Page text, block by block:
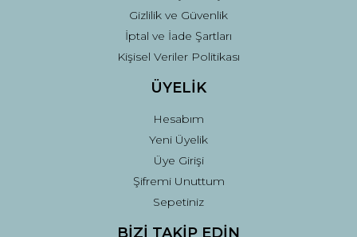
Gizlilik ve Güvenlik
İptal ve İade Şartları
Kişisel Veriler Politikası
ÜYELİK
Hesabım
Yeni Üyelik
Üye Girişi
Şifremi Unuttum
Sepetiniz
BİZİ TAKİP EDİN